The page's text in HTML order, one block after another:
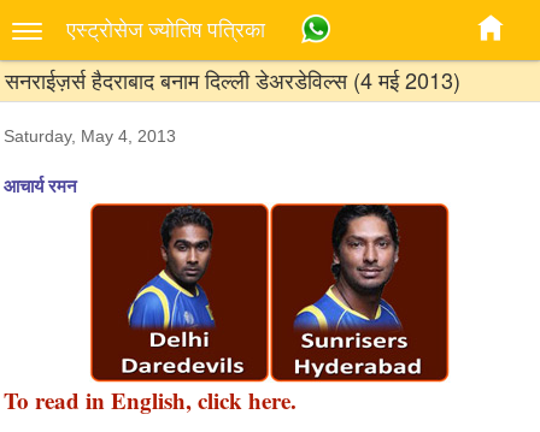
एस्‍ट्रोसेज ज्‍योतिष पत्रिका
सनराईज़र्स हैदराबाद बनाम दिल्ली डेअरडेविल्स (4 मई 2013)
Saturday, May 4, 2013
आचार्य रमन
To read in English, click here.